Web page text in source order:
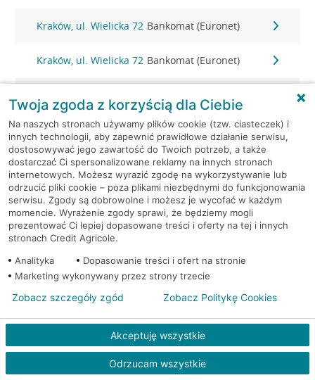
Kraków, ul. Wielicka 72 Bankomat (Euronet)
Kraków, ul. Wielicka 72 Bankomat (Euronet)
Kraków, ul. Wielicka 79 Bankomat (Euronet)
Kraków, ul. Wiślna 6 Bankomat (Euronet)
Kraków, ul. Włoska 2 Bankomat (Euronet)
Kraków, ul. Wrocławska 43A Bankomat (Euronet)
Kraków, ul. Wysłouchów 1 Bankomat (Euronet)
Kraków, ul. Zakopiańska 105 Bankomat (Euronet)
Kraków, ul. Zakopiańska 62 Bankomat (Euronet)
Kraków, ul. Zakopiańska 62 Bankomat (Euronet)
Twoja zgoda z korzyścią dla Ciebie
Na naszych stronach używamy plików cookie (tzw. ciasteczek) i
innych technologii, aby zapewnić prawidłowe działanie serwisu,
dostosowywać jego zawartość do Twoich potrzeb, a także
dostarczać Ci spersonalizowane reklamy na innych stronach
internetowych. Możesz wyrazić zgodę na wykorzystywanie lub
odrzucić pliki cookie – poza plikami niezbędnymi do funkcjonowania
serwisu. Zgody są dobrowolne i możesz je wycofać w każdym
momencie. Wyrażenie zgody sprawi, że będziemy mogli
prezentować Ci lepiej dopasowane treści i oferty na tej i innych
stronach Credit Agricole.
Analityka
Dopasowanie treści i ofert na stronie
Marketing wykonywany przez strony trzecie
Akceptuję wszystkie
Odrzucam wszystkie
Zobacz szczegóły zgód Zobacz Politykę Cookies